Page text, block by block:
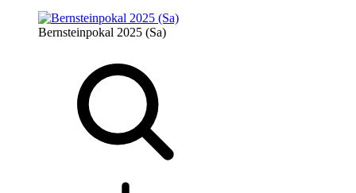
Bernsteinpokal 2025 (Sa)